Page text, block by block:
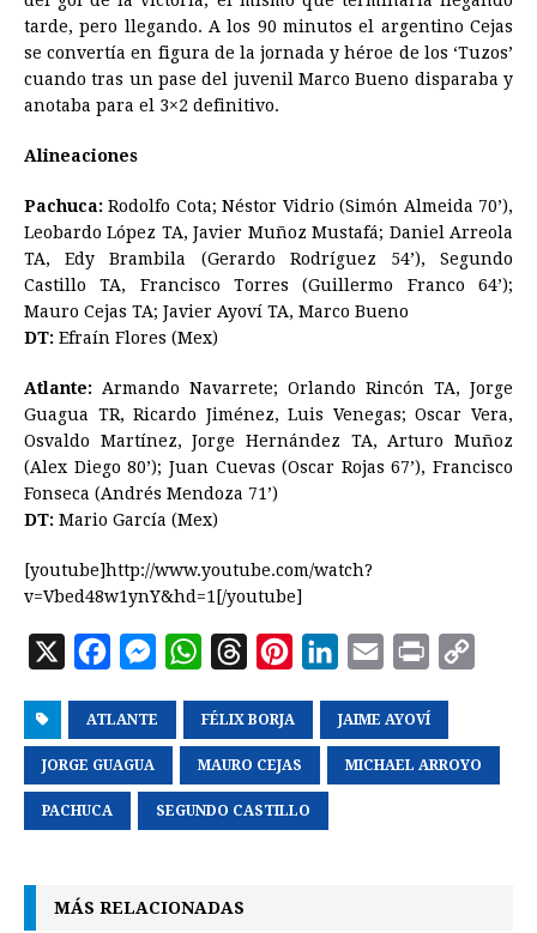
tarde, pero llegando. A los 90 minutos el argentino Cejas
se convertía en figura de la jornada y héroe de los ‘Tuzos’
cuando tras un pase del juvenil Marco Bueno disparaba y
anotaba para el 3×2 definitivo.
Alineaciones
Pachuca: Rodolfo Cota; Néstor Vidrio (Simón Almeida 70’),
Leobardo López TA, Javier Muñoz Mustafá; Daniel Arreola
TA, Edy Brambila (Gerardo Rodríguez 54’), Segundo
Castillo TA, Francisco Torres (Guillermo Franco 64’);
Mauro Cejas TA; Javier Ayoví TA, Marco Bueno
DT: Efraín Flores (Mex)
Atlante: Armando Navarrete; Orlando Rincón TA, Jorge
Guagua TR, Ricardo Jiménez, Luis Venegas; Oscar Vera,
Osvaldo Martínez, Jorge Hernández TA, Arturo Muñoz
(Alex Diego 80’); Juan Cuevas (Oscar Rojas 67’), Francisco
Fonseca (Andrés Mendoza 71’)
DT: Mario García (Mex)
[youtube]http://www.youtube.com/watch?
v=Vbed48w1ynY&hd=1[/youtube]
X
c
e
b
o
k
M
s
e
n
e
W
a
t
s
A
p
r
e
a
d
n
t
e
r
n
k
a
i
i
n
y
ATLANTE FÉLIX BORJA JAIME AYOVÍ
JORGE GUAGUA MAURO CEJAS MICHAEL ARROYO
PACHUCA SEGUNDO CASTILLO
MÁS RELACIONADAS